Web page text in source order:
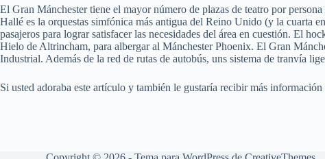
El Gran Mánchester tiene el mayor número de plazas de teatro por
Hallé es la orquestas simfónica más antigua del Reino Unido (y la cuarta
pasajeros para lograr satisfacer las necesidades del área en cuestión. El
Hielo de Altrincham, para albergar al Mánchester Phoenix. El Gran
Industrial. Además de la red de rutas de autobús, uns sistema de tranvía
Si usted adoraba este artículo y también le gustaría recibir más información